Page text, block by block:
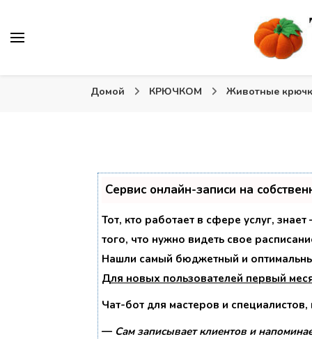
Тыква: Вяжем игрушки
Домой КРЮЧКОМ Животные
Сервис онлайн-записи на
Тот, кто работает в сфере услуг,
того, что нужно видеть свое
Нашли самый бюджетный и
Для новых пользователей первый
Чат-бот для мастеров и
— Сам записывает клиентов и